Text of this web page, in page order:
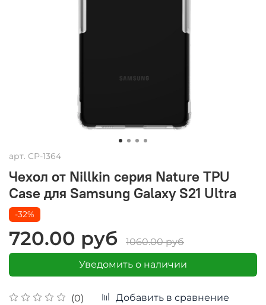
арт. CP-1364
Чехол от Nillkin серия Nature TPU
Case для Samsung Galaxy S21 Ultra
(0) Добавить в сравнение
-32%
720.00 руб
1060.00 руб
Уведомить о наличии